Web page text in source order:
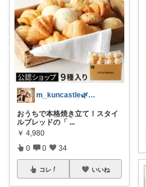
m_kuncastle🌿のお部屋
おうちで本格焼き立て！スタイ
ルブレッドの「 ...
￥ 4,980
0 0 34
コレ いいね